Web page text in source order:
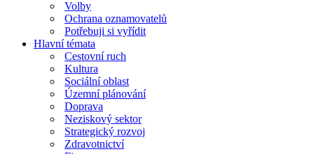
Volby
Ochrana oznamovatelů
Potřebuji si vyřídit
Hlavní témata
Cestovní ruch
Kultura
Sociální oblast
Územní plánování
Doprava
Neziskový sektor
Strategický rozvoj
Zdravotnictví